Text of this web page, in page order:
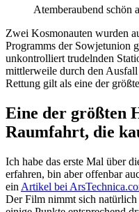
Atemberaubend schön
Zwei Kosmonauten wurden
Programms der Sowjetunion
unkontrolliert trudelnden
mittlerweile durch den
Rettung gilt als eine der
Eine der größten
Raumfahrt, die
Ich habe das erste Mal über
erfahren, bin aber offenbar
ein Artikel bei
Der Film nimmt sich